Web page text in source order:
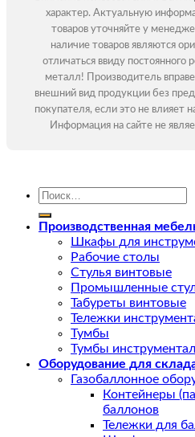
характер. Актуальную
товаров уточняйте у
наличие товаров являются
отличаться ввиду постоянного
металл! Производитель
внешний вид продукции без
покупателя, если это не влияет
Информация на сайте не
Искать:
Производственная
Шкафы для
Рабочие столы
Стулья винтовые
Промышленные
Табуреты винтовые
Тележки
Тумбы
Тумбы
Оборудование для
Газобаллонное
Контейнеры
баллонов
Тележки для